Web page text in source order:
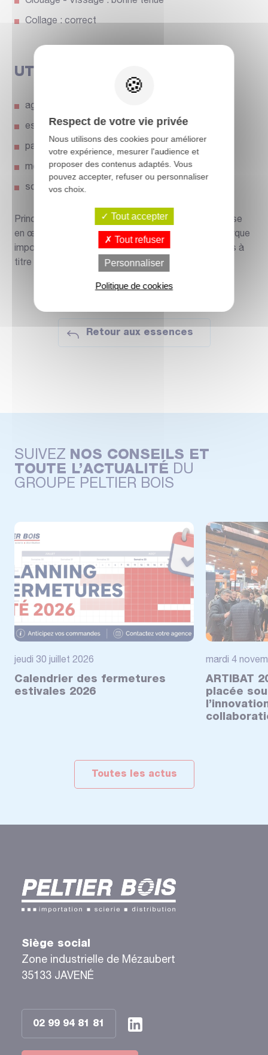
Collage : correct
UTILISATIONS
agencement
escalier
parquet
meuble
sculpture
Principales utilisations connues à valider par une mise
en œuvre dans le respect des règles de l’art. Remarque
importante : certaines utilisations sont mentionnées à
titre d’information.
Retour aux essences
SUIVEZ NOS CONSEILS ET
TOUTE L’ACTUALITÉ DU
GROUPE PELTIER BOIS
jeudi 30 juillet 2026
Calendrier des fermetures
estivales 2026
mardi 4
ARTIBAT
placée
Toutes les actus
Siège social
Zone industrielle de Mézaubert
35133 JAVENÉ
02 99 94 81 81
Respect de votre vie privée
Nous utilisons des cookies pour améliorer
votre expérience, mesurer l'audience et
proposer des contenus adaptés. Vous
pouvez accepter, refuser ou personnaliser
vos choix.
Tout accepter
Tout refuser
Personnaliser
Politique de cookies